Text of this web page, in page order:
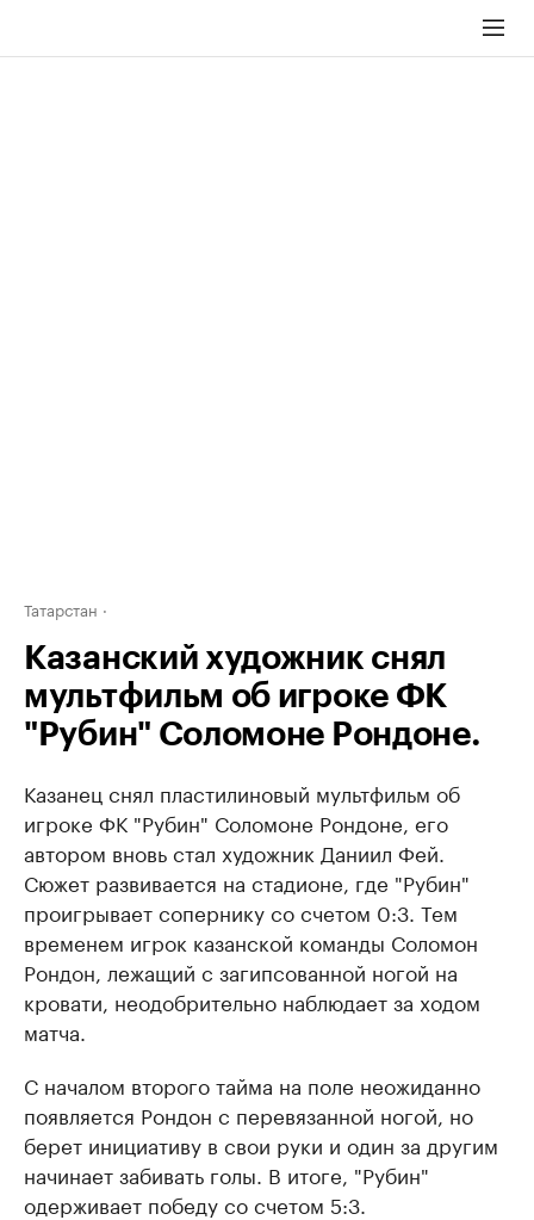
Татарстан
Казанский художник снял
мультфильм об игроке ФК
"Рубин" Соломоне Рондоне.
Казанец снял пластилиновый мультфильм об
игроке ФК "Рубин" Соломоне Рондоне, его
автором вновь стал художник Даниил Фей.
Сюжет развивается на стадионе, где "Рубин"
проигрывает сопернику со счетом 0:3. Тем
временем игрок казанской команды Соломон
Рондон, лежащий с загипсованной ногой на
кровати, неодобрительно наблюдает за ходом
матча.
С началом второго тайма на поле неожиданно
появляется Рондон с перевязанной ногой, но
берет инициативу в свои руки и один за другим
начинает забивать голы. В итоге, "Рубин"
одерживает победу со счетом 5:3.